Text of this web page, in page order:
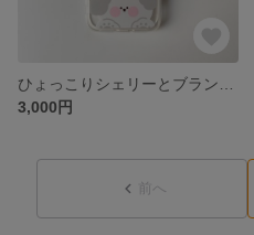
3,000円
前へ